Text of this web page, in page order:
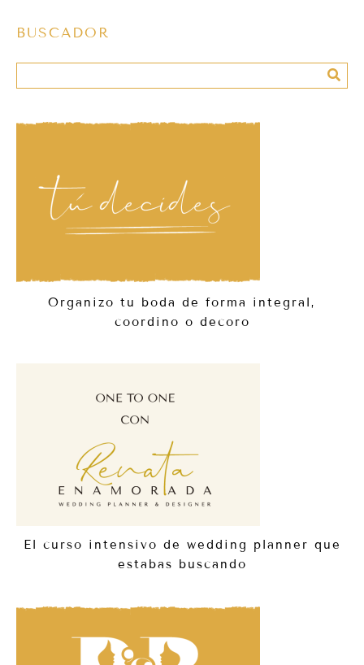
BUSCADOR
Organizo tu boda de forma integral,
coordino o decoro
El curso intensivo de wedding planner que
estabas buscando